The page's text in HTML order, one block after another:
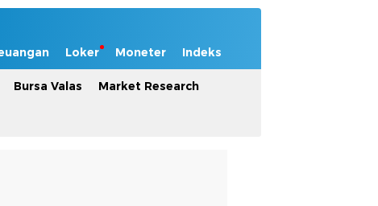
Loker Moneter Indeks
Bursa Valas Market Research